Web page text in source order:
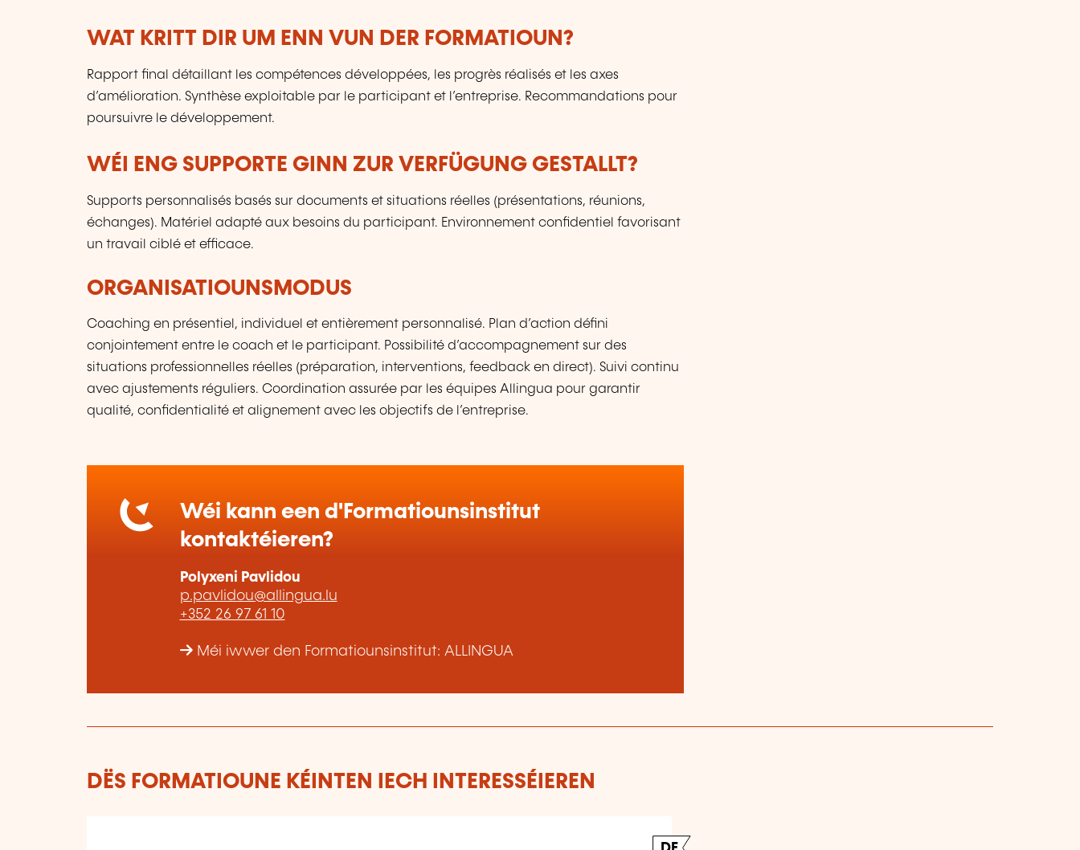
WAT KRITT DIR UM ENN VUN DER FORMATIOUN?
Rapport final détaillant les compétences développées, les progrès réalisés et les axes
d’amélioration. Synthèse exploitable par le participant et l’entreprise. Recommandations pour
poursuivre le développement.
WÉI ENG SUPPORTE GINN ZUR VERFÜGUNG GESTALLT?
Supports personnalisés basés sur documents et situations réelles (présentations, réunions,
échanges). Matériel adapté aux besoins du participant. Environnement confidentiel favorisant
un travail ciblé et efficace.
ORGANISATIOUNSMODUS
Coaching en présentiel, individuel et entièrement personnalisé. Plan d’action défini
conjointement entre le coach et le participant. Possibilité d’accompagnement sur des
situations professionnelles réelles (préparation, interventions, feedback en direct). Suivi continu
avec ajustements réguliers. Coordination assurée par les équipes Allingua pour garantir
qualité, confidentialité et alignement avec les objectifs de l’entreprise.
Wéi kann een d'Formatiounsinstitut
kontaktéieren?
Polyxeni Pavlidou
p.pavlidou@allingua.lu
+352 26 97 61 10
Méi iwwer den Formatiounsinstitut: ALLINGUA
DËS FORMATIOUNE KÉINTEN IECH INTERESSÉIEREN